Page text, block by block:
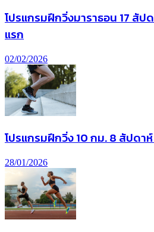
โปรแกรมฝึกวิ่งมาราธอน 17 สัป
แรก
02/02/2026
โปรแกรมฝึกวิ่ง 10 กม. 8 สัปดา
28/01/2026